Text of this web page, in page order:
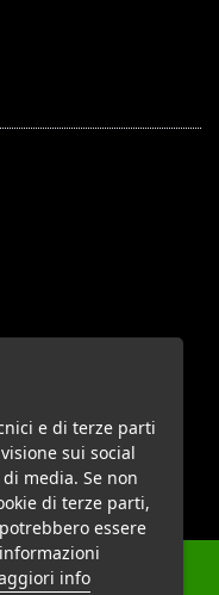
- Tutti i
e di terze parti
sui social
media. Se non
di terze parti,
essere
info